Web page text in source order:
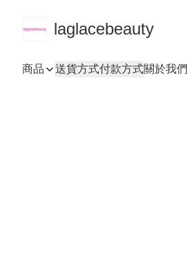
laglacebeauty
商品 送貨方式付款方式關於我們